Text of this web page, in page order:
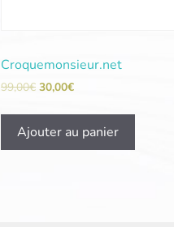
Croquemonsieur.net
99,00€ 30,00€
Ajouter au panier